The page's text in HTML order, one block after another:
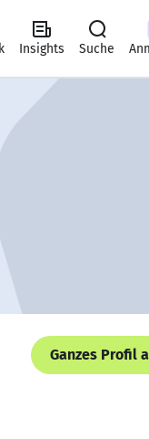
Insights Suche
Ganzes Profil